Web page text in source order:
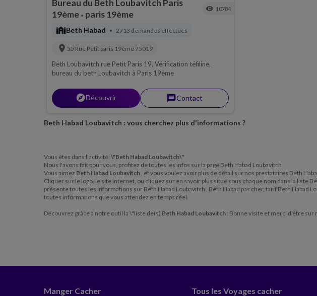
Bureau du Beth Loubavitch Paris
19ème • paris 19ème visibility 10784
synagogueBeth Habad • 2713 demandes effectués
location_on 55 Rue Petit paris 19ème 75019
Beth Loubavitch rue Petit Paris 19, Vérification téfiline,
bureau du beth Loubavitch à Paris 19ème
explorerDécouvrir messageContact
Beth Habad Loubavitch : vous cherchez plus d'informations ?
Vous êtes dans l'activité: \"Beth Habad Loubavitch\"
Nous l'avons fait pour vous, profitez de toutes les infos sur la page Beth Habad Loubavitch
Vous aimez Beth Habad Loubavitch , et vous voulez avoir plus de détail sur nos prestataires Beth
Cliquer sur le logo, le site internet, ou cliquez sur en savoir plus situé sous chaque nom dans la liste
présente toutes les informations sur Beth Habad Loubavitch , Beth Habad pas cher, tarif Beth Habad
toutes informations que vous attendez en temps réel.
Découvrez grâce à notre outil la \"liste de(s) Beth Habad Loubavitch : Bonne visite et merci d'être sur
Manger Cacher Tous les Voyages cacher